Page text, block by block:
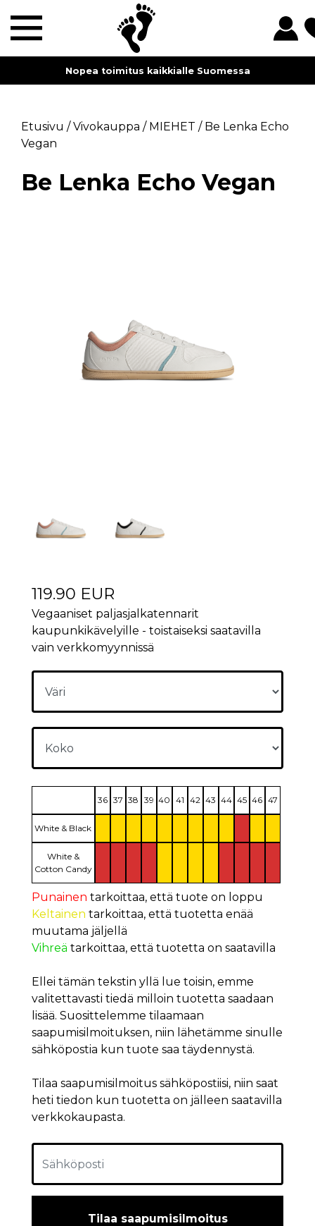
Nopea toimitus kaikkialle Suomessa
Etusivu /Vivokauppa / MIEHET / Be Lenka Echo
Vegan
Be Lenka Echo Vegan
119.90 EUR
Vegaaniset paljasjalkatennarit
kaupunkikävelyille - toistaiseksi saatavilla
vain verkkomyynnissä
36 37 38 39 40 41 42 43 44 45 46 47
White & Black
White &
Cotton Candy
Punainen tarkoittaa, että tuote on loppu
Keltainen tarkoittaa, että tuotetta enää
muutama jäljellä
Vihreä tarkoittaa, että tuotetta on saatavilla
Ellei tämän tekstin yllä lue toisin, emme
valitettavasti tiedä milloin tuotetta saadaan
lisää. Suosittelemme tilaamaan
saapumisilmoituksen, niin lähetämme sinulle
sähköpostia kun tuote saa täydennystä.
Tilaa saapumisilmoitus sähköpostiisi, niin saat
heti tiedon kun tuotetta on jälleen saatavilla
verkkokaupasta.
Tilaa saapumisilmoitus